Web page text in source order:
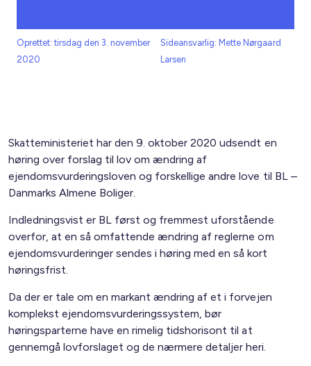
Oprettet: tirsdag den 3. november
2020
Sideansvarlig: Mette Nørgaard
Larsen
Skatteministeriet har den 9. oktober 2020 udsendt en
høring over forslag til lov om ændring af
ejendomsvurderingsloven og forskellige andre love til BL –
Danmarks Almene Boliger.
Indledningsvist er BL først og fremmest uforstående
overfor, at en så omfattende ændring af reglerne om
ejendomsvurderinger sendes i høring med en så kort
høringsfrist.
Da der er tale om en markant ændring af et i forvejen
komplekst ejendomsvurderingssystem, bør
høringsparterne have en rimelig tidshorisont til at
gennemgå lovforslaget og de nærmere detaljer heri.